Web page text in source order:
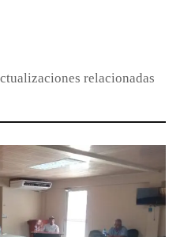
relacionadas